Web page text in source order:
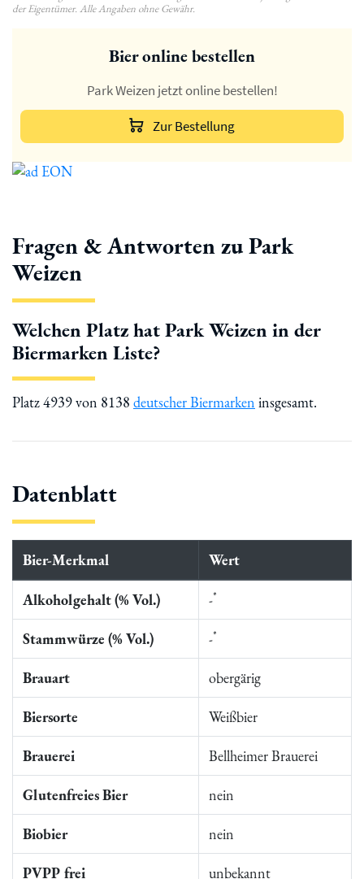
der Eigentümer. Alle Angaben ohne Gewähr.
Bier online bestellen
Park Weizen jetzt online bestellen!
Zur Bestellung
Fragen & Antworten zu Park
Weizen
Welchen Platz hat Park Weizen in der
Biermarken Liste?
Platz 4939 von 8138 deutscher Biermarken insgesamt.
Datenblatt
Bier-Merkmal Wert
Alkoholgehalt (% Vol.) -*
Stammwürze (% Vol.) -*
Brauart obergärig
Biersorte Weißbier
Brauerei Bellheimer Brauerei
Glutenfreies Bier nein
Biobier nein
PVPP frei unbekannt